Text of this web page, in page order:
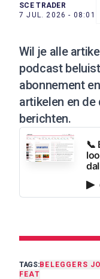
SCE TRADER
7 JUL. 2026 - 08:01
Wil je alle
podcast
abonnement
artikelen en
berichten.
📞
TAGS:BELEGGERS
FEAT